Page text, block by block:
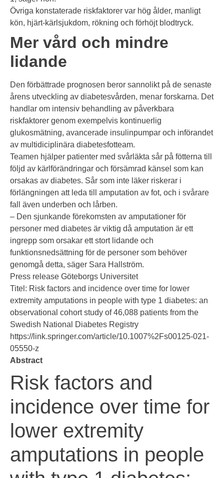
Övriga konstaterade riskfaktorer var hög ålder, manligt
kön, hjärt-kärlsjukdom, rökning och förhöjt blodtryck.
Mer vård och mindre
lidande
Den förbättrade prognosen beror sannolikt på de senaste
årens utveckling av diabetesvården, menar forskarna. Det
handlar om intensiv behandling av påverkbara
riskfaktorer genom exempelvis kontinuerlig
glukosmätning, avancerade insulinpumpar och införandet
av multidiciplinära diabetesfotteam.
Teamen hjälper patienter med svårläkta sår på fötterna till
följd av kärlförändringar och försämrad känsel som kan
orsakas av diabetes. Sår som inte läker riskerar i
förlängningen att leda till amputation av fot, och i svårare
fall även underben och lårben.
– Den sjunkande förekomsten av amputationer för
personer med diabetes är viktig då amputation är ett
ingrepp som orsakar ett stort lidande och
funktionsnedsättning för de personer som behöver
genomgå detta, säger Sara Hallström.
Press release Göteborgs Universitet
Titel: Risk factors and incidence over time for lower
extremity amputations in people with type 1 diabetes: an
observational cohort study of 46,088 patients from the
Swedish National Diabetes Registry
https://link.springer.com/article/10.1007%2Fs00125-021-
05550-z
A bstract
Risk factors and
incidence over time for
lower extremity
amputations in people